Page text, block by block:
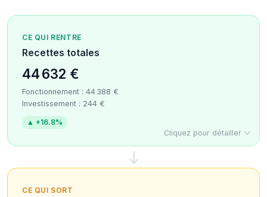
CE QUI RENTRE
Recettes totales
44 632 €
Fonctionnement : 44 388 €
Investissement : 244 €
▲ +16.8%
Cliquez pour détailler
CE QUI SORT